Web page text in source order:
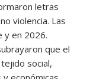
letras
violencia. Las
y en 2026.
que el
social,